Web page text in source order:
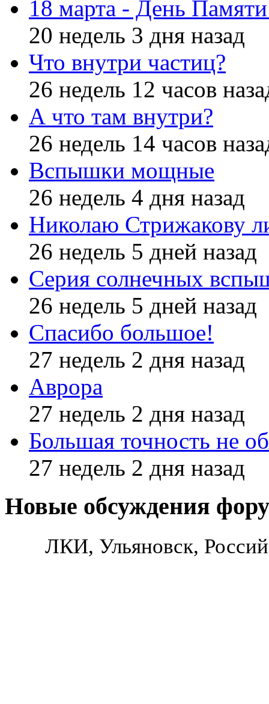
18 марта - День
20 недель 3 дня назад
Что внутри частиц?
26 недель 12 часов
А что там внутри?
26 недель 14 часов
Вспышки мощные
26 недель 4 дня назад
Николаю Стрижакову
26 недель 5 дней назад
Серия солнечных
26 недель 5 дней назад
Спасибо большое!
27 недель 2 дня назад
Аврора
27 недель 2 дня назад
Большая точность не
27 недель 2 дня назад
Новые обсуждения
ЛКИ, Ульяновск,